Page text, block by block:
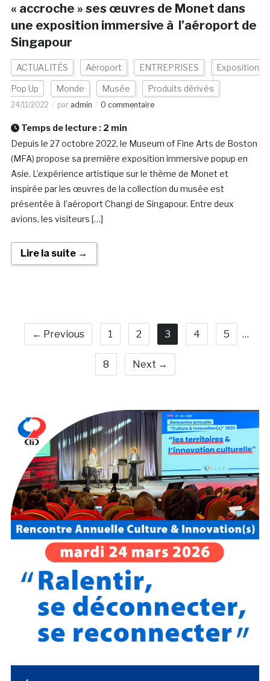
« accroche » ses œuvres de Monet dans
une exposition immersive à l’aéroport de
Singapour
ACTUALITÉS Aéroport ENTREPRISES Exposition
Pop Up Monde Musée Produits dérivés
24/11/2022 par admin 0 commentaire
Temps de lecture : 2 min
Depuis le 27 octobre 2022, le Museum of Fine Arts de Boston
(MFA) propose sa première exposition immersive popup en
Asie. L’expérience artistique sur le thème de Monet et
inspirée par les œuvres de la collection du musée est
présentée à l’aéroport Changi de Singapour. Entre deux
avions, les visiteurs […]
Lire la suite →
← Previous 1 2 3 4 5 …
8 Next →